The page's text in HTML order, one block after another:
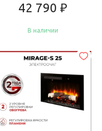
42 790 ₽
В наличии
Купить